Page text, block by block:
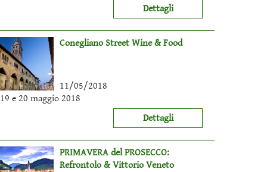
Dettagli
Conegliano Street Wine & Food
11/05/2018
19 e 20 maggio 2018
Dettagli
PRIMAVERA del PROSECCO:
Refrontolo & Vittorio Veneto